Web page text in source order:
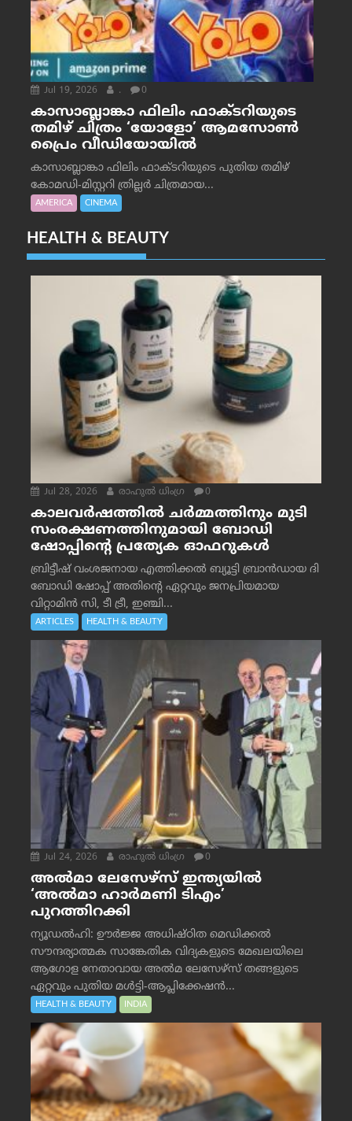
Jul 19, 2026 . 0
കാസാബ്ലാങ്കാ ഫിലിം ഫാക്ടറിയുടെ
തമിഴ് ചിത്രം ‘യോളോ’ ആമസോൺ
പ്രൈം വീഡിയോയിൽ
കാസാബ്ലാങ്കാ ഫിലിം ഫാക്ടറിയുടെ പുതിയ തമിഴ്
കോമഡി-മിസ്റ്ററി ത്രില്ലർ ചിത്രമായ...
AMERICA CINEMA
HEALTH & BEAUTY
Jul 28, 2026 രാഹുല്‍ ധിംഗ്ര 0
കാലവർഷത്തിൽ ചർമ്മത്തിനും മുടി
സംരക്ഷണത്തിനുമായി ബോഡി
ഷോപ്പിന്റെ പ്രത്യേക ഓഫറുകൾ
ബ്രിട്ടീഷ് വംശജനായ എത്തിക്കൽ ബ്യൂട്ടി ബ്രാൻഡായ ദി
ബോഡി ഷോപ്പ് അതിന്റെ ഏറ്റവും ജനപ്രിയമായ
വിറ്റാമിൻ സി, ടീ ട്രീ, ഇഞ്ചി...
ARTICLES HEALTH & BEAUTY
Jul 24, 2026 രാഹുല്‍ ധിംഗ്ര 0
അൽമാ ലേസേഴ്സ് ഇന്ത്യയിൽ
‘അൽമാ ഹാർമണി ടിഎം’
പുറത്തിറക്കി
ന്യൂഡൽഹി: ഊർജ്ജ അധിഷ്ഠിത മെഡിക്കൽ
സൗന്ദര്യാത്മക സാങ്കേതിക വിദ്യകളുടെ മേഖലയിലെ
ആഗോള നേതാവായ അൽമ ലേസേഴ്സ് തങ്ങളുടെ
ഏറ്റവും പുതിയ മൾട്ടി-ആപ്ലിക്കേഷൻ...
HEALTH & BEAUTY INDIA